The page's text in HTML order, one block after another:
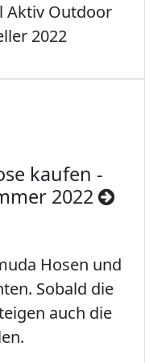
Aktiv Outdoor
2022
kaufen -
2022
Hosen und
Sobald die
auch die